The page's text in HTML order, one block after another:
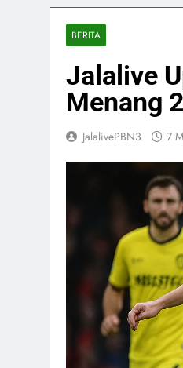
BERITA
Jalalive
Menang
JalalivePBN3 7